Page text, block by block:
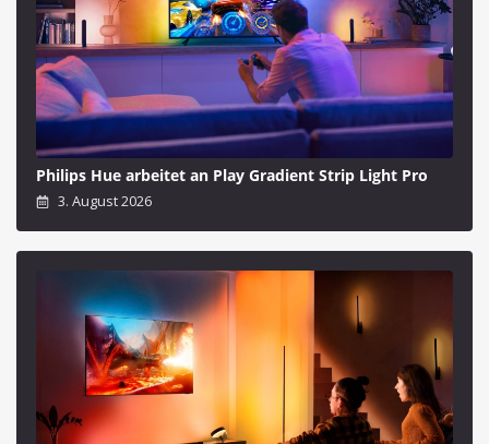
Philips Hue arbeitet an Play Gradient Strip Light Pro
3. August 2026